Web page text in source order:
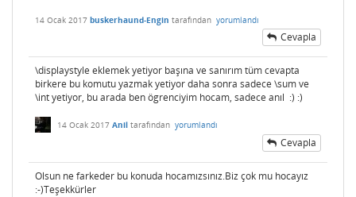
14 Ocak 2017 buskerhaund-Engin tarafından yorumlandı
Cevapla
\displaystyle eklemek yetiyor başına ve sanırım tüm cevapta
birkere bu komutu yazmak yetiyor daha sonra sadece \sum ve
\int yetiyor, bu arada ben ögrenciyim hocam, sadece anıl :) :)
14 Ocak 2017 Anil tarafından yorumlandı
Cevapla
Olsun ne farkeder bu konuda hocamızsınız.Biz çok mu hocayız
:-)Teşekkürler